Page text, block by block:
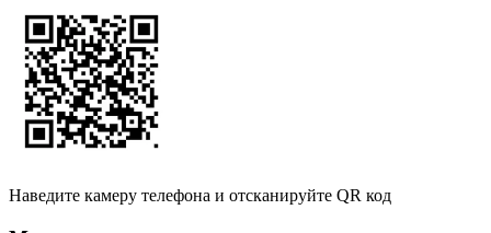
Наведите камеру телефона и отсканируйте QR код